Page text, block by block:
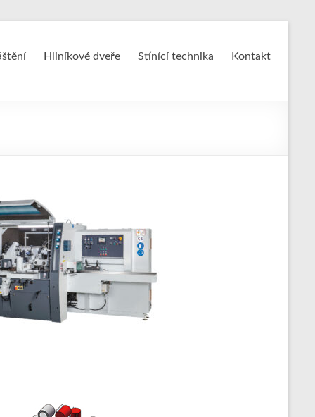
Hliníkové dveře Stínící technika Kontakt